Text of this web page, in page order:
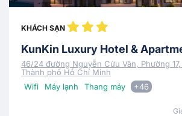
KHÁCH SẠN
KunKin Luxury Hotel &
46/24 đường Nguyễn Cửu Vân, Phường
Thành phố Hồ Chí Minh
Wifi
Máy lạnh Thang máy +46